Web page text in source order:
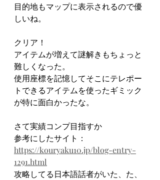
目的地もマップに表示されるので優
しいね。
クリア！
アイテムが増えて謎解きもちょっと
難しくなった。
使用座標を記憶してそこにテレポー
トできるアイテムを使ったギミック
が特に面白かったな。
さて実績コンプ目指すか
参考にしたサイト：
https://kouryaku10.jp/blog-entry-
1291.html
攻略してる日本語話者がいた、た、